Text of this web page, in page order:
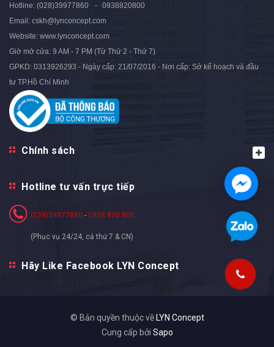
Hotline: (028)39977860
0938820800
Email: cskh@lynconcept.com
Website: www.lynconcept.com
Giờ mở cửa: 9 AM - 7 PM (Từ Thứ 2 - Thứ 7)
GPKD: 0313926293 - Ngày cấp: 21/07/2016 - Nơi cấp: Sở kế hoạch và đầu
tư TP.Hồ Chí Minh
Chính sách
Hotline tư vấn trực tiếp
(028)39977860 - 0938 820 800
(Phục vụ 24/24, cả thứ 7 & CN)
Hãy Like Facebook LYN Concept
© Bản quyền thuộc về LYN Concept
Cung cấp bởi Sapo